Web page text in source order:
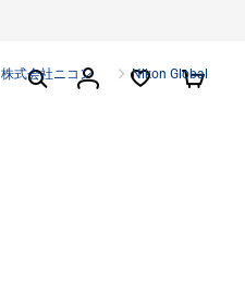
株式会社ニコン Nikon Global